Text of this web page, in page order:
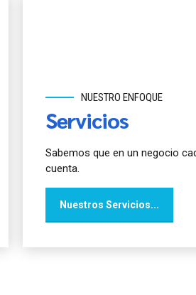
NUESTRO ENFOQUE
Servicios
Sabemos que en un negocio
cuenta.
Nuestros Servicios...